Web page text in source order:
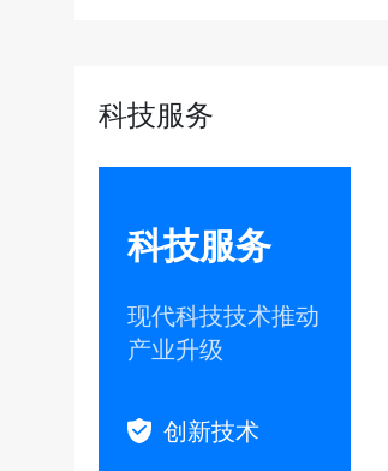
科技服务
科技服务
现代科技技术推动
产业升级
创新技术